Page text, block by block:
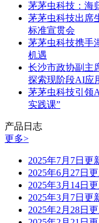
茅茅虫科技：海
茅茅虫科技出席
标准宣贯会
茅茅虫科技携手
机遇
长沙市政协副主
探索现阶段AI应
茅茅虫科技引领
实践课”
产品日志
更多>
2025年7月7日更
2025年6月27日
2025年3月14日
2025年3月7日更
2025年2月28日